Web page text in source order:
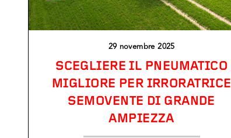
29 novembre 2025
SCEGLIERE IL PNEUMATICO
MIGLIORE PER IRRORATRICE
SEMOVENTE DI GRANDE
AMPIEZZA